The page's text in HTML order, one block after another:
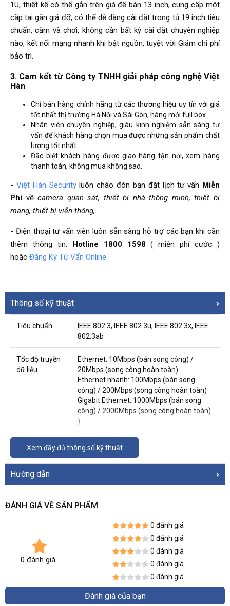
1U, thiết kế có thể gắn trên giá để bàn 13 inch, cung cấp một
cặp tai gắn giá đỡ, có thể dễ dàng cài đặt trong tủ 19 inch tiêu
chuẩn, cắm và chơi, không cần bất kỳ cài đặt chuyên nghiệp
nào, kết nối mạng nhanh khi bật nguồn, tuyệt vời Giảm chi phí
bảo trì.
3. Cam kết từ Công ty TNHH giải pháp công nghệ Việt
Hàn
Chỉ bán hàng chính hãng từ các thương hiệu uy tín với giá
tốt nhất thị trường Hà Nội và Sài Gòn, hàng mới full box.
Nhân viên chuyên nghiệp, giàu kinh nghiệm sẵn sàng tư
vấn để khách hàng chọn mua được những sản phẩm chất
lượng tốt nhất.
Đặc biệt khách hàng được giao hàng tận nơi, xem hàng
thanh toán, không mua không sao.
- Việt Hàn Securityluôn chào đón bạn đặt lịch tư vấn Miễn
Phívềcamera quan sát, thiết bị nhà thông minh, thiết bị
mạng, thiết bị viễn thông,...
- Điện thoại tư vấn viên luôn sẵn sàng hỗ trợ các bạn khi cần
thêm thông tin: Hotline 1800 1598 ( miễn phí cước )
hoặc Đăng Ký Tứ Vấn Online
Thông số kỹ thuật
Tiêu chuẩn
IEEE 802.3, IEEE 802.3u, IEEE 802.3x, IEEE
802.3ab
Tốc độ truyền
dữ liệu
Ethernet: 10Mbps (bán song công) /
20Mbps (song công hoàn toàn)
Ethernet nhanh: 100Mbps (bán song
công) / 200Mbps (song công hoàn toàn)
Gigabit Ethernet: 1000Mbps (bán song
công) / 2000Mbps (song công hoàn toàn)
)
Phương tiện
truyền thông
mạng
Đề xuất loại 5 loại 5 trở lên (≤100m) UTP /
STP
Số lượng cổng
24 cổng Ethernet thích ứng 10/100 /
1 đèn nguồn, 24 đèn Link / Act
Kích thước 297mm × 178mm × 44mm
Lưu trữ và chuyển tiếp
8K
Xem đầy đủ thông số kỹ thuật
Hướng dẫn
ĐÁNH GIÁ VỀ SẢN PHẨM
0 đánh giá
0 đánh giá
0 đánh giá
0 đánh giá
0 đánh giá
0 đánh giá
Đánh giá của bạn